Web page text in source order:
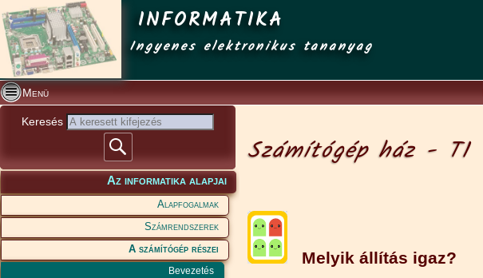
INFORMATIKA
Ingyenes elektronikus tananyag
Menü
Keresés
Az informatika alapjai
Alapfogalmak
Számrendszerek
A számítógép részei
Bevezetés
Számítógép ház - T1
Melyik állítás igaz?